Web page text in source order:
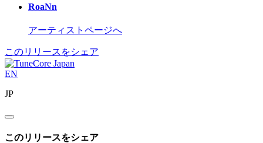
RoaNn
アーティストページへ
このリリースをシェア
EN
JP
このリリースをシェア